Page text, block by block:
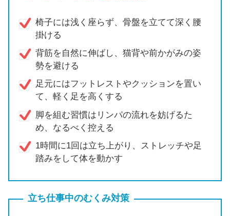
椅子には浅く座らず、骨盤を立てて深く腰
掛ける
背筋を自然に伸ばし、猫背や前かがみの姿
勢を避ける
足元にはフットレストやクッションを置い
て、軽く足を高くする
脚を組む習慣はリンパの流れを妨げるた
め、なるべく控える
1時間に1回は立ち上がり、ストレッチや足
踏みをして体を動かす
立ち仕事中のむくみ対策